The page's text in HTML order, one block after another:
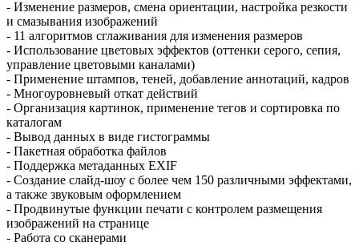
- Изменение размеров, смена ориентации, настройка резкости
и смазывания изображений
- 11 алгоритмов сглаживания для изменения размеров
- Использование цветовых эффектов (оттенки серого, сепия,
управление цветовыми каналами)
- Применение штампов, теней, добавление аннотаций, кадров
- Многоуровневый откат действий
- Организация картинок, применение тегов и сортировка по
каталогам
- Вывод данных в виде гистограммы
- Пакетная обработка файлов
- Поддержка метаданных EXIF
- Создание слайд-шоу с более чем 150 различными эффектами,
а также звуковым оформлением
- Продвинутые функции печати с контролем размещения
изображений на странице
- Работа со сканерами